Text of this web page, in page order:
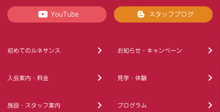
YouTube スタッフブログ
初めてのルネサンス お知らせ・キャンペーン
入会案内・料金 見学・体験
施設・スタッフ案内 プログラム